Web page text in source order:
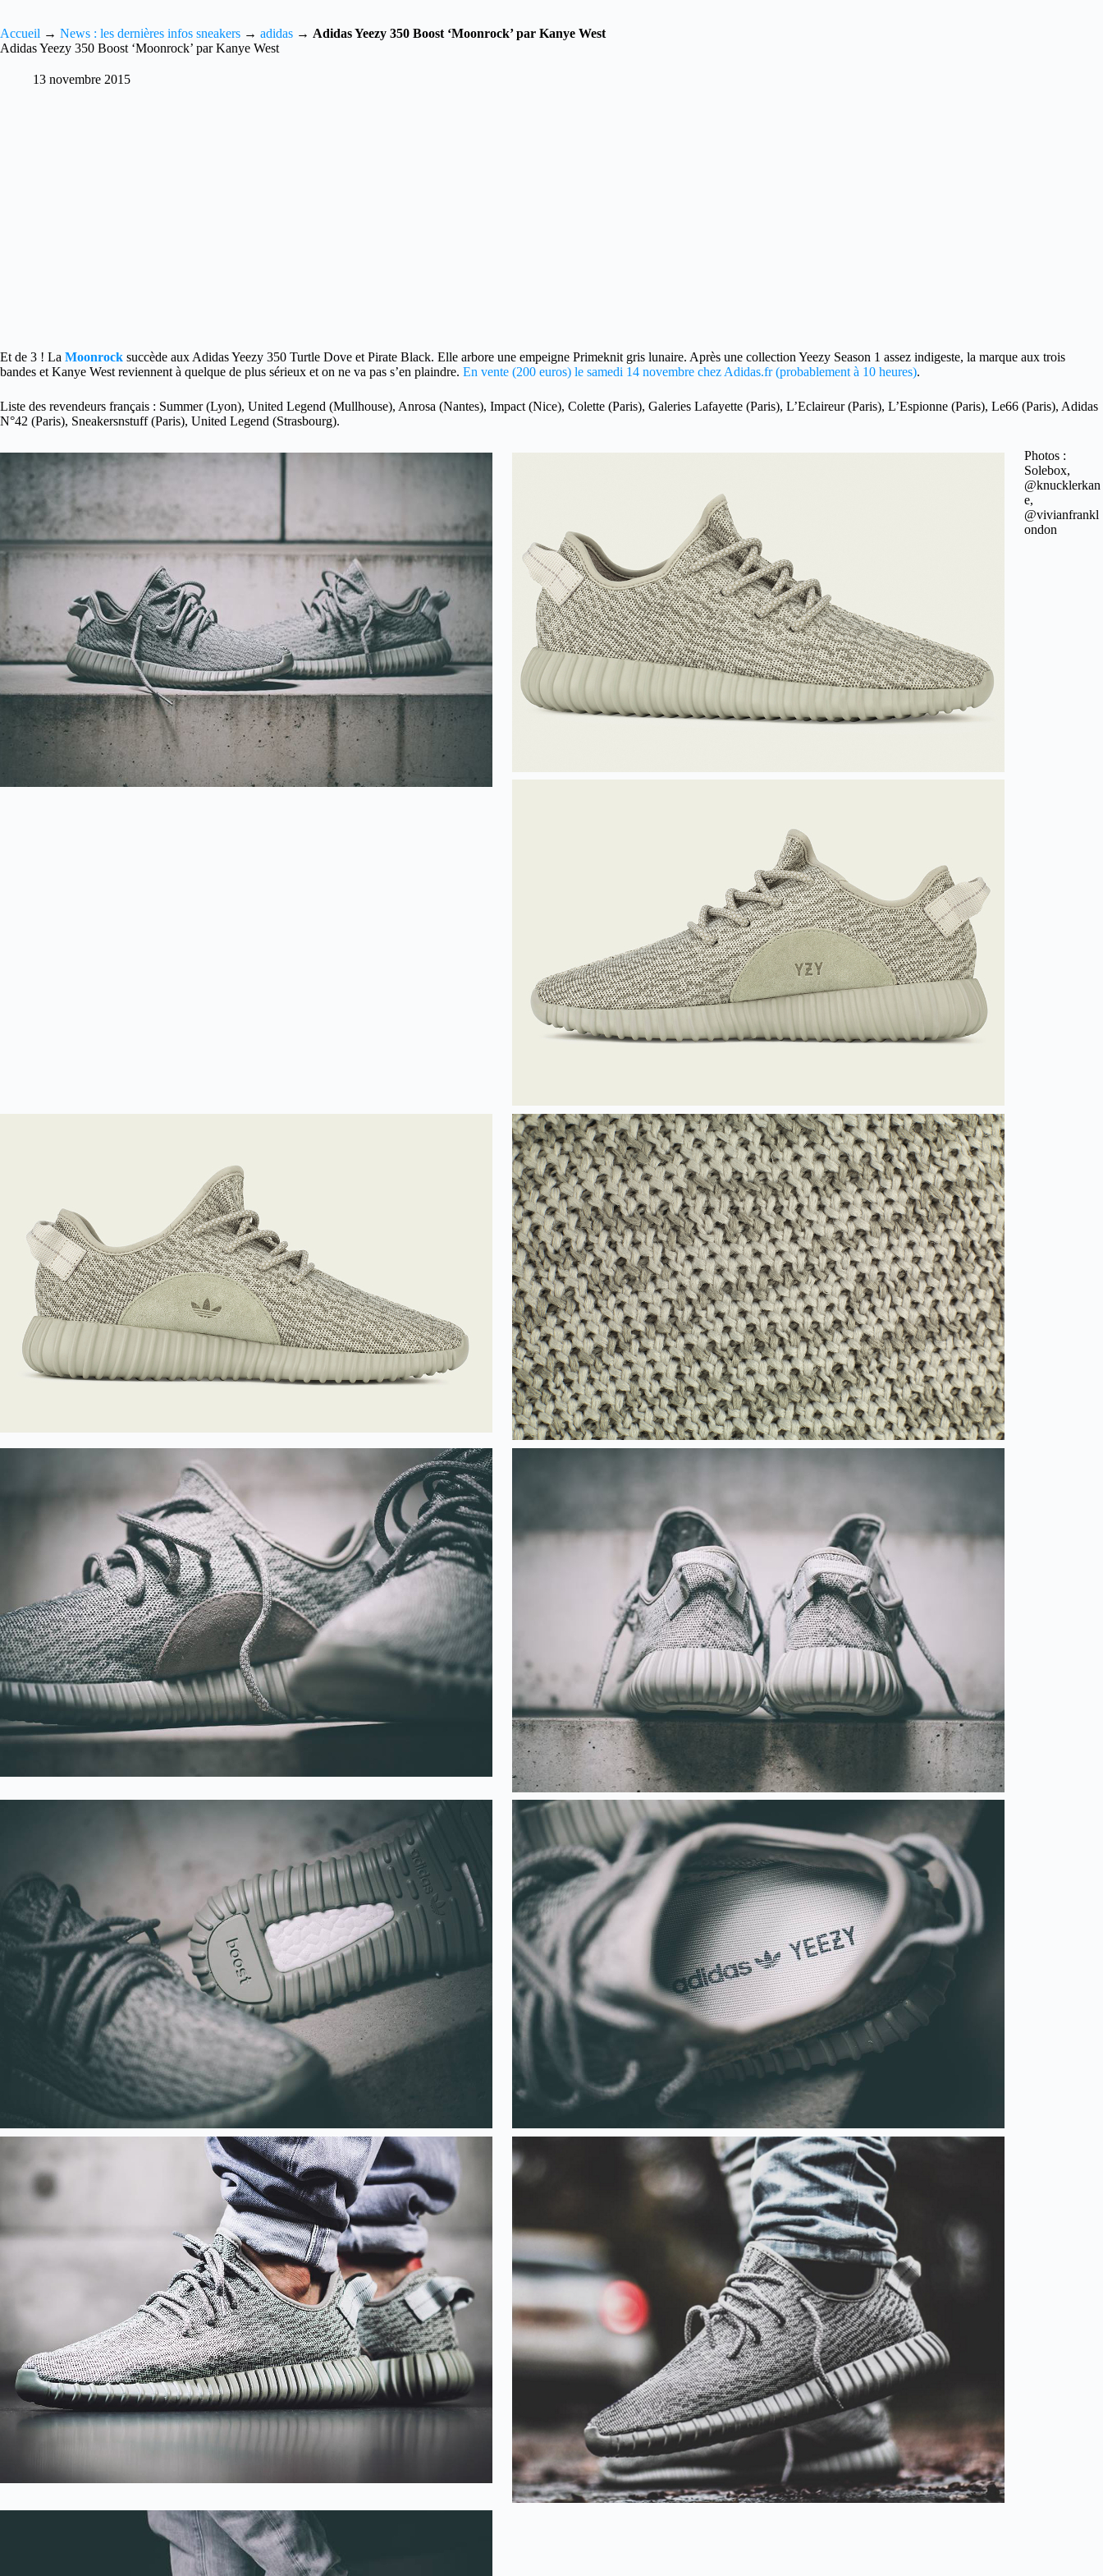
Accueil → News : les dernières infos sneakers → adidas → Adidas Yeezy 350 Boost ‘Moonrock’ par Kanye West
Adidas Yeezy 350 Boost ‘Moonrock’ par Kanye West
13 novembre 2015
Et de 3 ! La Moonrock succède aux Adidas Yeezy 350 Turtle Dove et Pirate Black. Elle arbore une empeigne Primeknit gris lunaire. Après une collection Yeezy Season 1 assez indigeste, la marque aux trois
bandes et Kanye West reviennent à quelque de plus sérieux et on ne va pas s’en plaindre. En vente (200 euros) le samedi 14 novembre chez Adidas.fr (probablement à 10 heures).
Liste des revendeurs français : Summer (Lyon), United Legend (Mullhouse), Anrosa (Nantes), Impact (Nice), Colette (Paris), Galeries Lafayette (Paris), L’Eclaireur (Paris), L’Espionne (Paris), Le66 (Paris), Adidas
N°42 (Paris), Sneakersnstuff (Paris), United Legend (Strasbourg).
Photos :
Solebox,
@knucklerkan
e,
@vivianfrankl
ondon